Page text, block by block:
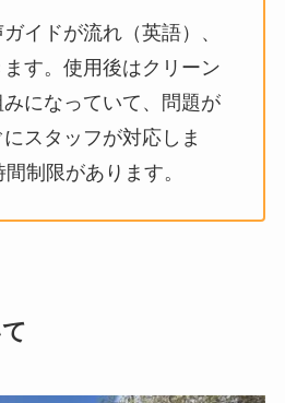
イドが流れ（英語）、
ます。使用後はクリーン
になっていて、問題が
スタッフが対応しま
制限があります。